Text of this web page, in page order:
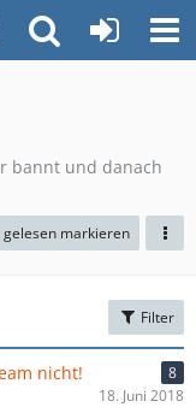
bannt und danach
gelesen markieren
Filter
nicht!
8
18. Juni 2018